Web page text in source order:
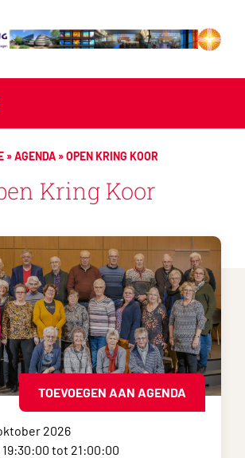
»AGENDA »OPEN KRING KOOR
Kring Koor
TOEVOEGEN AAN AGENDA
2026
19:30:00 tot 21:00:00